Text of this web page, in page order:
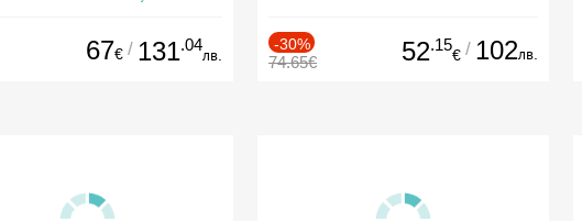
67€ / 131.04
лв.
-30%
74.65€ 52.15
€ / 102лв.